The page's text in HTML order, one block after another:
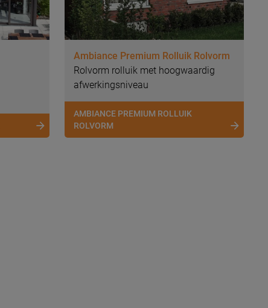
Ambiance Premium Rolluik Rolvorm
Rolvorm rolluik met hoogwaardig
afwerkingsniveau
AMBIANCE PREMIUM ROLLUIK
ROLVORM